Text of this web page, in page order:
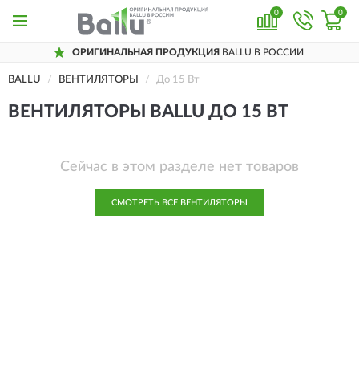
0 0
ОРИГИНАЛЬНАЯ ПРОДУКЦИЯ BALLU В РОССИИ
BALLU ВЕНТИЛЯТОРЫ До 15 Вт
ВЕНТИЛЯТОРЫ BALLU ДО 15 ВТ
Сейчас в этом разделе нет товаров
СМОТРЕТЬ ВСЕ ВЕНТИЛЯТОРЫ